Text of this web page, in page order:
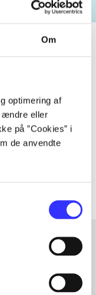
Om
optimering af
ændre eller
på ”Cookies” i
de anvendte